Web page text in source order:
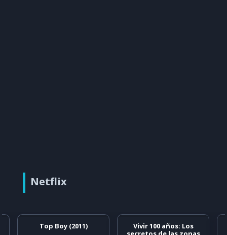
Netflix
Top Boy (2011)
Vivir 100 años: Los